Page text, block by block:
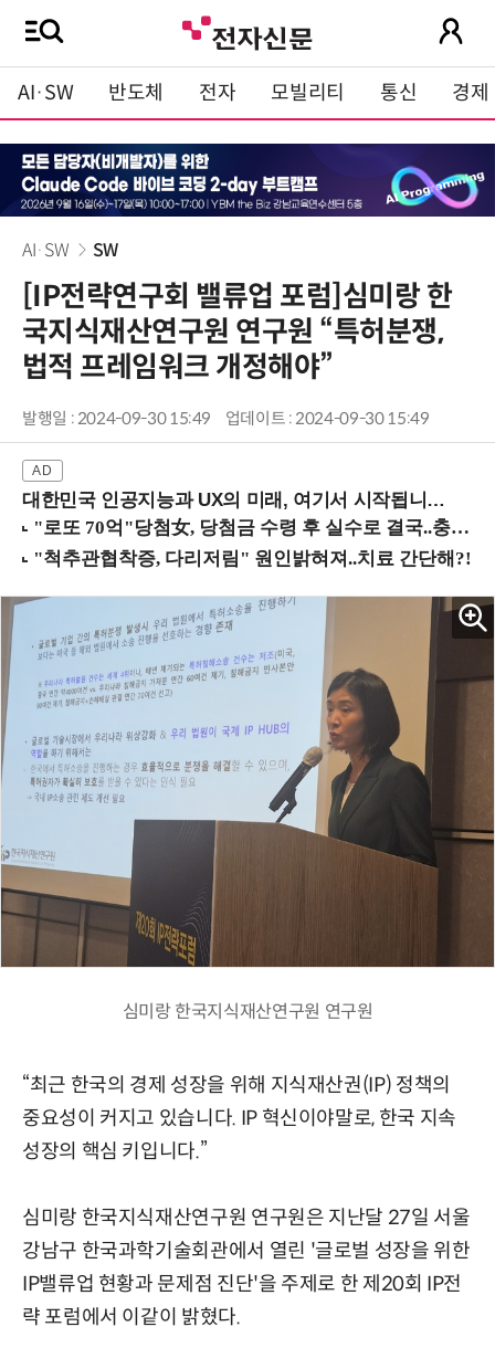
AI·SW 반도체 전자 모빌리티 통신 경제
AI·SW SW
[IP전략연구회 밸류업 포럼]심미랑 한
국지식재산연구원 연구원 “특허분쟁,
법적 프레임워크 개정해야”
발행일 : 2024-09-30 15:49 업데이트 : 2024-09-30 15:49
대한민국 인공지능과 UX의 미래, 여기서 시작됩니다! (9/2 강남역)
심미랑 한국지식재산연구원 연구원
“최근 한국의 경제 성장을 위해 지식재산권(IP) 정책의
중요성이 커지고 있습니다. IP 혁신이야말로, 한국 지속
성장의 핵심 키입니다.”
심미랑 한국지식재산연구원 연구원은 지난달 27일 서울
강남구 한국과학기술회관에서 열린 '글로벌 성장을 위한
IP밸류업 현황과 문제점 진단'을 주제로 한 제20회 IP전
략 포럼에서 이같이 밝혔다.